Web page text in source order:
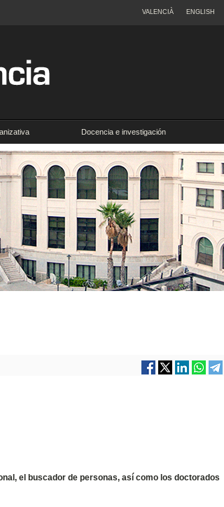
VALENCIÀ ENGLISH
Docencia e investigación
el buscador de personas, así como los doctorados